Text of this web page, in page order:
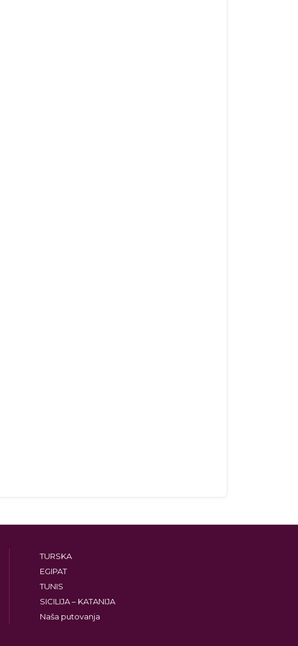
TURSKA
EGIPAT
TUNIS
SICILIJA – KATANIJA
Naša putovanja